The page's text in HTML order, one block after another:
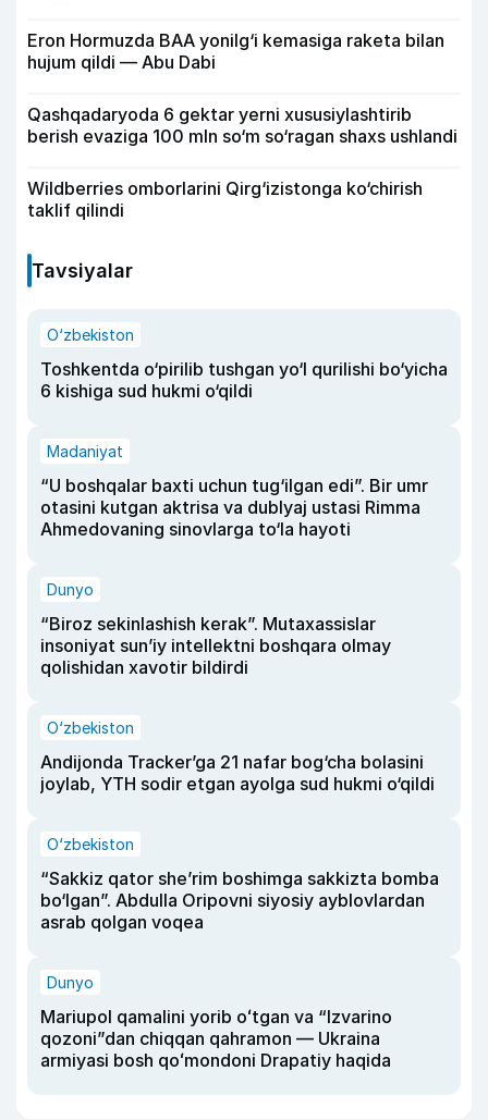
Eron Hormuzda BAA yonilg‘i kemasiga raketa bilan
hujum qildi — Abu Dabi
Qashqadaryoda 6 gektar yerni xususiylashtirib
berish evaziga 100 mln so‘m so‘ragan shaxs ushlandi
Wildberries omborlarini Qirg‘izistonga ko‘chirish
taklif qilindi
Tavsiyalar
O‘zbekiston
Toshkentda o‘pirilib tushgan yo‘l qurilishi bo‘yicha
6 kishiga sud hukmi o‘qildi
Madaniyat
“U boshqalar baxti uchun tug‘ilgan edi”. Bir umr
otasini kutgan aktrisa va dublyaj ustasi Rimma
Ahmedovaning sinovlarga to‘la hayoti
Dunyo
“Biroz sekinlashish kerak”. Mutaxassislar
insoniyat sun’iy intellektni boshqara olmay
qolishidan xavotir bildirdi
O‘zbekiston
Andijonda Tracker’ga 21 nafar bog‘cha bolasini
joylab, YTH sodir etgan ayolga sud hukmi o‘qildi
O‘zbekiston
“Sakkiz qator she’rim boshimga sakkizta bomba
bo‘lgan”. Abdulla Oripovni siyosiy ayblovlardan
asrab qolgan voqea
Dunyo
Mariupol qamalini yorib oʻtgan va “Izvarino
qozoni”dan chiqqan qahramon — Ukraina
armiyasi bosh qoʻmondoni Drapatiy haqida